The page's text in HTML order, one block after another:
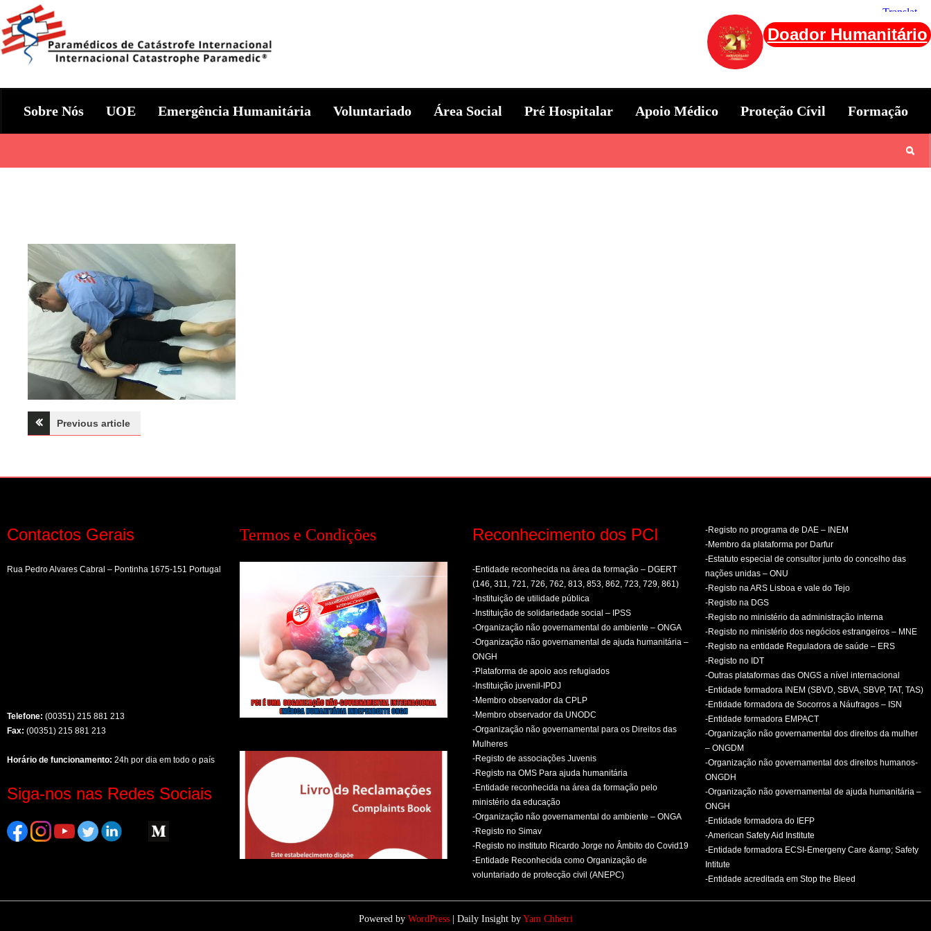
to
content
Doador Humanitário
Sobre Nós UOE Emergência Humanitária Voluntariado Área Social Pré Hospitalar Apoio Médico Proteção Cívil Formação
Navegação
artigos
Previous article
Contactos Gerais
Rua Pedro Alvares Cabral – Pontinha 1675-151 Portugal
Telefone: (00351) 215 881 213
Fax: (00351) 215 881 213
Horário de funcionamento: 24h por dia em todo o país
Siga-nos nas Redes Sociais
Termos e Condições Reconhecimento dos PCI
-Entidade reconhecida na área da formação – DGERT
(146, 311, 721, 726, 762, 813, 853, 862, 723, 729, 861)
-Instituição de utilidade pública
-Instituição de solidariedade social – IPSS
-Organização não governamental do ambiente – ONGA
-Organização não governamental de ajuda humanitária –
ONGH
-Plataforma de apoio aos refugiados
-Instituição juvenil-IPDJ
-Membro observador da CPLP
-Membro observador da UNODC
-Organização não governamental para os Direitos das
Mulheres
-Registo de associações Juvenis
-Registo na OMS Para ajuda humanitária
-Entidade reconhecida na área da formação pelo
ministério da educação
-Organização não governamental do ambiente – ONGA
-Registo no Simav
-Registo no instituto Ricardo Jorge no Âmbito do Covid19
-Entidade Reconhecida como Organização de
voluntariado de protecção civil (ANEPC)
-Registo no programa de DAE – INEM
-Membro da plataforma por Darfur
-Estatuto especial de consultor junto do concelho das
nações unidas – ONU
-Registo na ARS Lisboa e vale do Tejo
-Registo na DGS
-Registo no ministério da administração interna
-Registo no ministério dos negócios estrangeiros – MNE
-Registo na entidade Reguladora de saúde – ERS
-Registo no IDT
-Outras plataformas das ONGS a nível internacional
-Entidade formadora INEM (SBVD, SBVA, SBVP, TAT, TAS)
-Entidade formadora de Socorros a Náufragos – ISN
-Entidade formadora EMPACT
-Organização não governamental dos direitos da mulher
– ONGDM
-Organização não governamental dos direitos humanos-
ONGDH
-Organização não governamental de ajuda humanitária –
ONGH
-Entidade formadora do IEFP
-American Safety Aid Institute
-Entidade formadora ECSI-Emergeny Care &amp; Safety
Intitute
-Entidade acreditada em Stop the Bleed
Powered by WordPress| Daily Insight by Yam Chhetri